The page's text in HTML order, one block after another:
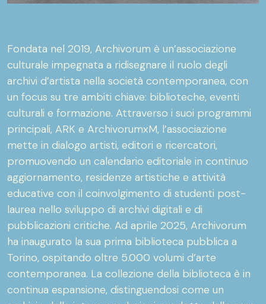
Fondata nel 2019, Archivorum è un’associazione
culturale impegnata a ridisegnare il ruolo degli
archivi d’artista nella società contemporanea, con
un focus su tre ambiti chiave: biblioteche, eventi
culturali e formazione. Attraverso i suoi programmi
principali, ARK e ArchivorumxM, l’associazione
mette in dialogo artisti, editori e ricercatori,
promuovendo un calendario editoriale in continuo
aggiornamento, residenze artistiche e attività
educative con il coinvolgimento di studenti post-
laurea nello sviluppo di archivi digitali e di
pubblicazioni critiche. Ad aprile 2025, Archivorum
ha inaugurato la sua prima biblioteca pubblica a
Torino, ospitando oltre 5.000 volumi d’arte
contemporanea. La collezione della biblioteca è in
continua espansione, distinguendosi come un